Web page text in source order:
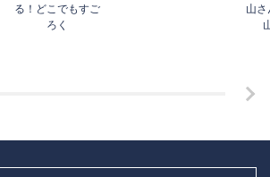
る！どこでもすご
ろく
山さ